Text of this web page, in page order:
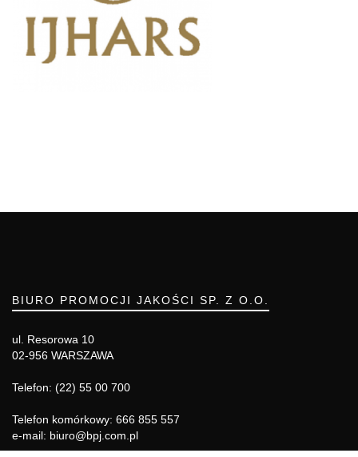
BIURO PROMOCJI JAKOŚCI SP. Z O.O.
ul. Resorowa 10
02-956 WARSZAWA
Telefon: (22) 55 00 700
Telefon komórkowy: 666 855 557
e-mail: biuro@bpj.com.pl